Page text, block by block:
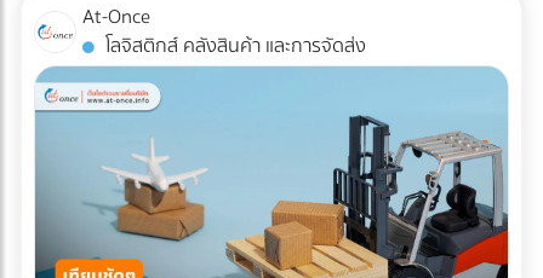
ขัง สิ่งที่ต้องทำ: ก่อนปูพื้นใหม่ ควรเช็กระดับความลาดเอียงของ
พื้นคอนกรีตว่าสามารถทำให้น้ำไหล ลงท่อได้สะดวกหรือไม่ และ
ควรเพิ่มจุดระบายน้ำ หรือใส่ตะแกรงกันเศษใบไม้ขยะอุดตัน ????
จุดบอดสำคัญ: ทำไม "ระบบกันซึม" ถึงเป็นสิ่งที่ห้ามตัดงบทิ้งเด็ด
ขาด? หลายคนมักตกหลุมพรางด้วยการนำหญ้าเทียม แผ่นไม้
เทียม (Wood Plastic Composite) หรือกระเบื้อง ไปปูทับลงบน
พื้นคอนกรีตดาดฟ้าเดิมโดยตรง เพราะคิดว่าพื้นปูนเก่าก็ดูแข็ง
แรงดี แต่นี่คือ "ฝันร้าย" ที่รอวันปะทุเมื่อหน้าฝนมาเยือน
ธรรมชาติของพื้นคอนกรีตดาดฟ้าที่ต้องตากแดดตากฝนมา
เกล็ดน้ำแข็ง (Freezer Burn) หรือเปล่า? และถุงจะกรอบแตกใน
ห้องเย็นไหม?" ความกังวลนี้คือความจริงที่หลีกเลี่ยงไม่ได้ ใน
อุตสาหกรรมอาหารแช่แข็ง การใช้วัสดุรักษ์โลกแบบผิดประเภทอาจ
ทำให้อายุการเก็บรักษาที่เคยอยู่ได้นาน 1-2 ปี ลดลงอย่าง
ฮวบฮาบ หรือเกิดความเสียหายระหว่างขนส่ง ซึ่งส่งผลกระทบ
อย่างรุนแรงต่อกำไรและชื่อเสียงของแบรนด์ เรามาทำความเข้าใจ
ความท้าทายนี้ตามความเป็นจริง พร้อมหา "ทางรอด" เชิง
วิศวกรรมที่จะช่วยให้โรงงานของคุณรักษ์โลกได้ โดยที่อาหารแช่
แข็งยังคงคุณภาพสมบูรณ์ 100% ทำไมบรรจุภัณฑ์รักษ์โลกทั่วไป
At-Once
โลจิสติกส์ คลังสินค้า และการจัดส่ง